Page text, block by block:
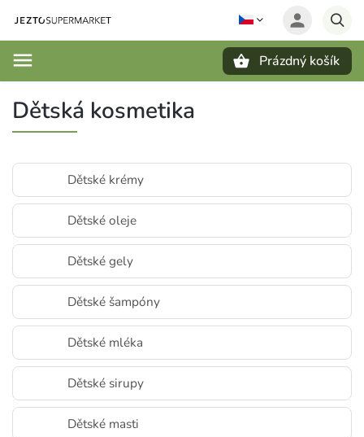
Prázdný košík
Dětská kosmetika
Dětské krémy
Dětské oleje
Dětské gely
Dětské šampóny
Dětské mléka
Dětské sirupy
Dětské masti